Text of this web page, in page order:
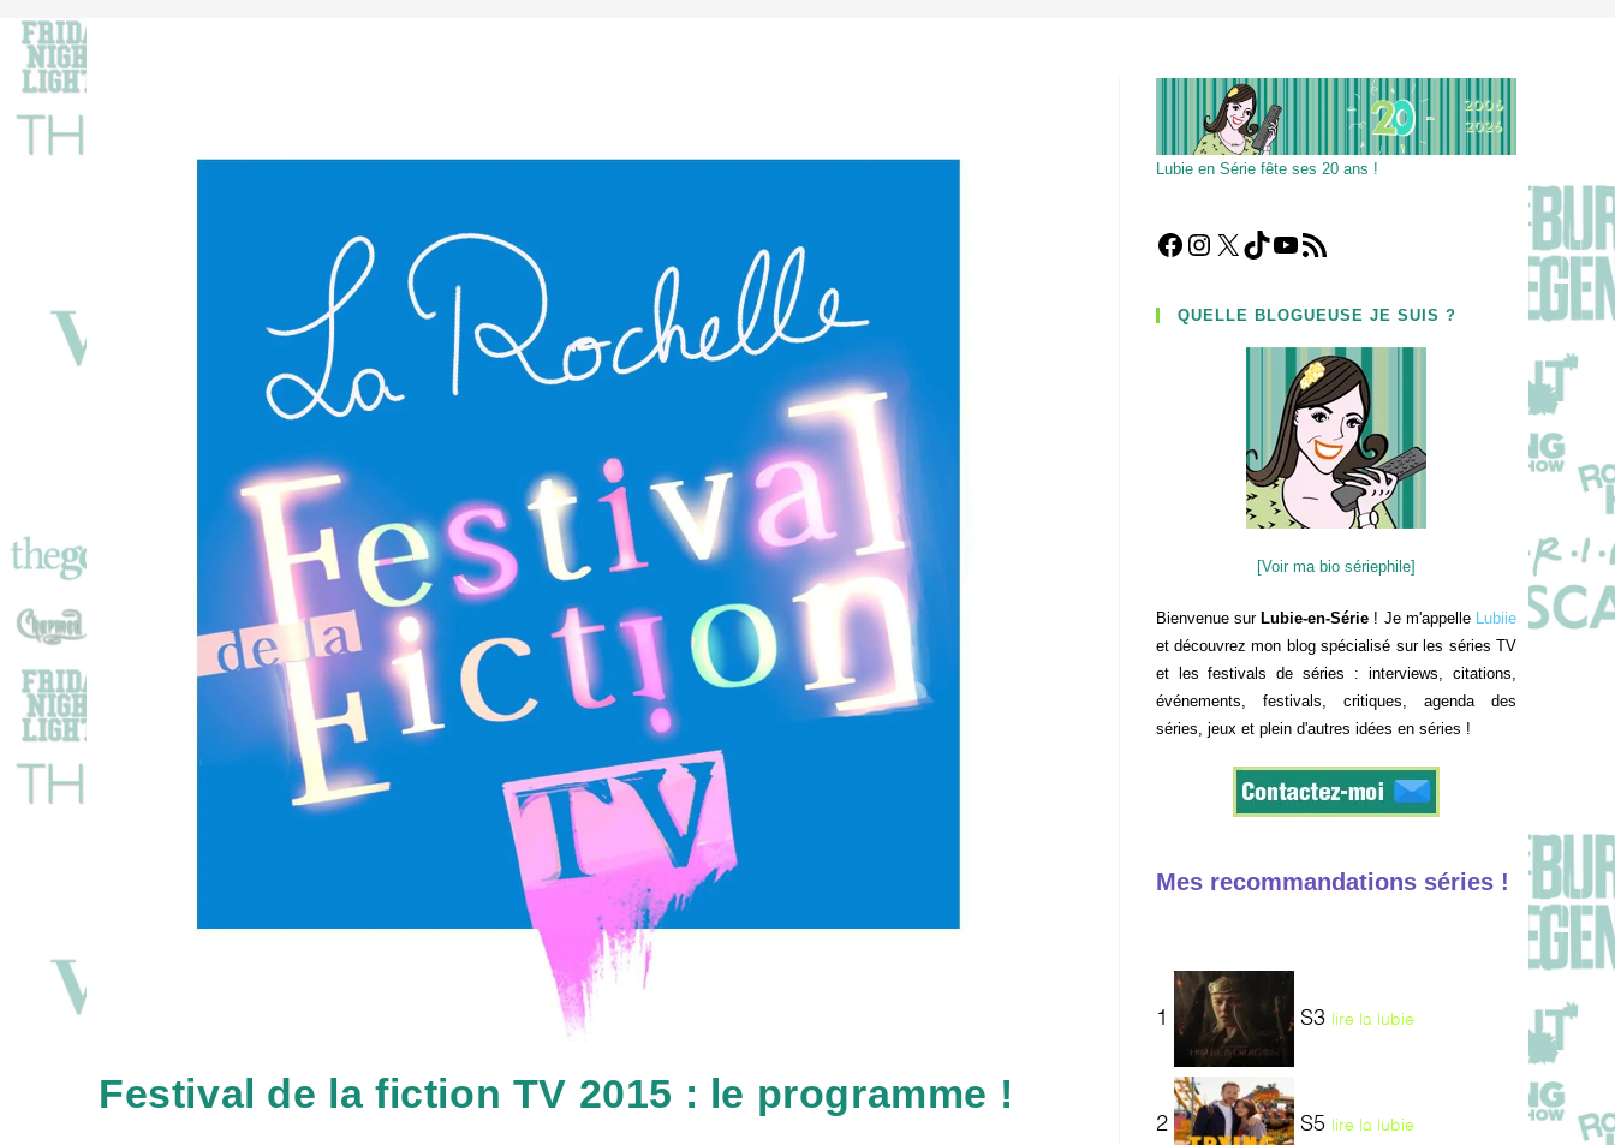
Festival de la fiction TV 2015 : le programme !
Lubie en Série fête ses 20 ans !
Facebook
Instagram
X TikTokYouTube
Flux RSS
QUELLE BLOGUEUSE JE SUIS ?
[Voir ma bio sériephile]
Bienvenue sur Lubie-en-Série ! Je m'appelle Lubiie
et découvrez mon blog spécialisé sur les séries TV
et les festivals de séries : interviews, citations,
événements, festivals, critiques, agenda des
séries, jeux et plein d'autres idées en séries !
Mes recommandations séries !
1 S3 lire la lubie
2 S5 lire la lubie